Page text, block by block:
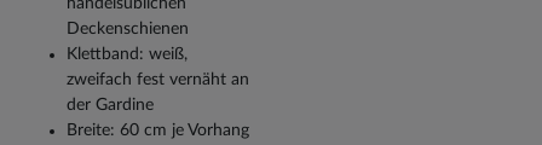
Deckenschienen
Klettband: weiß,
zweifach fest vernäht an
der Gardine
Breite: 60 cm je Vorhang